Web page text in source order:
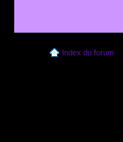
Index du forum